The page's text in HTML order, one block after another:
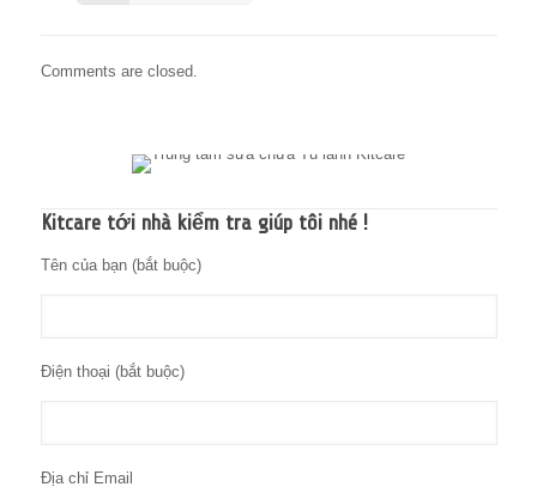
Comments are closed.
Kitcare tới nhà kiểm tra giúp tôi nhé !
Tên của bạn (bắt buộc)
Điện thoại (bắt buộc)
Địa chỉ Email